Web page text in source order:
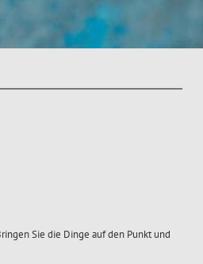
Sie die Dinge auf den Punkt und